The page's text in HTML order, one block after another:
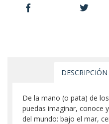
DESCRIPCIÓN
De la mano (o pata) de
puedas imaginar, conoce
del mundo: bajo el mar,